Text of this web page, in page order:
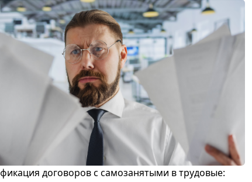
договоров с самозанятыми в трудовые: